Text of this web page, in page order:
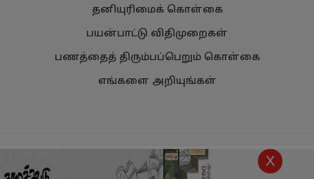
X
தனியுரிமைக் கொள்கை
பயன்பாட்டு விதிமுறைகள்
பணத்தைத் திரும்பப்பெறும் கொள்கை
எங்களை அறியுங்கள்
Copyright Kalachuvadu Publications Pvt Ltd 2021.
All Rights
Reserved